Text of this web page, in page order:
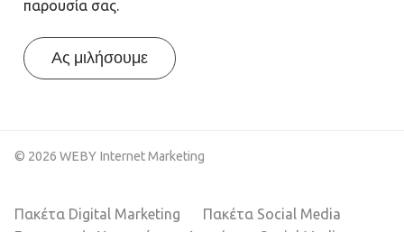
παρουσία σας.
Ας μιλήσουμε
© 2026 WEBY Internet Marketing
Πακέτα Digital Marketing
Πακέτα Social Media